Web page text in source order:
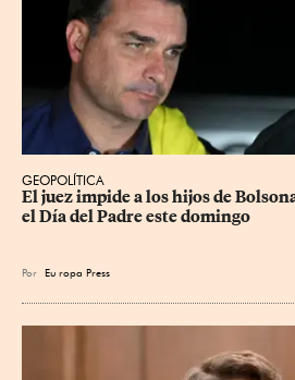
GEOPOLÍTICA
El juez impide a los hijos de
el Día del Padre este domingo
Por Eu ropa Press